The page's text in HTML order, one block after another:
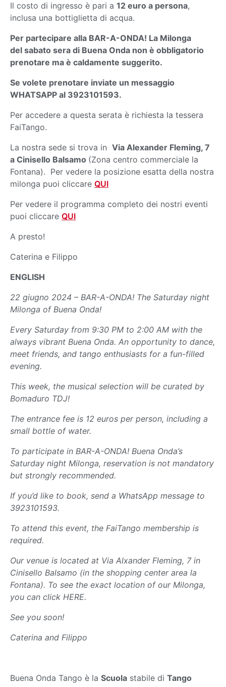
Il costo di ingresso è pari a 12 euro a persona,
inclusa una bottiglietta di acqua.
Per partecipare alla BAR-A-ONDA! La Milonga
del sabato sera di Buena Onda non è obbligatorio
prenotare ma è caldamente suggerito.
Se volete prenotare inviate un messaggio
WHATSAPP al 3923101593.
Per accedere a questa serata è richiesta la tessera
FaiTango.
La nostra sede si trova in Via Alexander Fleming, 7
a Cinisello Balsamo (Zona centro commerciale la
Fontana). Per vedere la posizione esatta della nostra
milonga puoi cliccare QUI
Per vedere il programma completo dei nostri eventi
puoi cliccare QUI
A presto!
Caterina e Filippo
ENGLISH
22 giugno 2024 – BAR-A-ONDA! The Saturday night
Milonga of Buena Onda!
Every Saturday from 9:30 PM to 2:00 AM with the
always vibrant Buena Onda. An opportunity to dance,
meet friends, and tango enthusiasts for a fun-filled
evening.
This week, the musical selection will be curated by
Bomaduro TDJ!
The entrance fee is 12 euros per person, including a
small bottle of water.
To participate in BAR-A-ONDA! Buena Onda’s
Saturday night Milonga, reservation is not mandatory
but strongly recommended.
If you’d like to book, send a WhatsApp message to
3923101593.
To attend this event, the FaiTango membership is
required.
Our venue is located at Via Alxander Fleming, 7 in
Cinisello Balsamo (in the shopping center area la
Fontana). To see the exact location of our Milonga,
you can click HERE.
See you soon!
Caterina and Filippo
Buena Onda Tango è la Scuola stabile di Tango